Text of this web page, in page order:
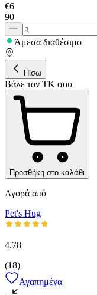
€6
90
Άμεσα διαθέσιμο
Πίσω
Βάλε τον ΤΚ σου
Προσθήκη στο καλάθι
Αγορά από
Pet's Hug
4.78
(18)
Αγαπημένα